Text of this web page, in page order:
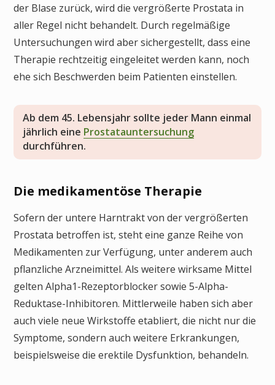
der Blase zurück, wird die vergrößerte Prostata in
aller Regel nicht behandelt. Durch regelmäßige
Untersuchungen wird aber sichergestellt, dass eine
Therapie rechtzeitig eingeleitet werden kann, noch
ehe sich Beschwerden beim Patienten einstellen.
Ab dem 45. Lebensjahr sollte jeder Mann einmal
jährlich eine Prostatauntersuchung
durchführen.
Die medikamentöse Therapie
Sofern der untere Harntrakt von der vergrößerten
Prostata betroffen ist, steht eine ganze Reihe von
Medikamenten zur Verfügung, unter anderem auch
pflanzliche Arzneimittel. Als weitere wirksame Mittel
gelten Alpha1-Rezeptorblocker sowie 5-Alpha-
Reduktase-Inhibitoren. Mittlerweile haben sich aber
auch viele neue Wirkstoffe etabliert, die nicht nur die
Symptome, sondern auch weitere Erkrankungen,
beispielsweise die erektile Dysfunktion, behandeln.